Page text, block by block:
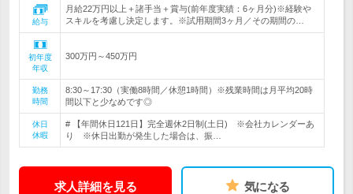
給与
月給22万円以上＋諸手当＋賞与(前年度実績：6ヶ月分)※経験や
スキルを考慮し決定します。※試用期間3ヶ月／その期間の…
初年度
年収
300万円～450万円
勤務
時間
8:30～17:30（実働8時間／休憩1時間）※残業時間は月平均20時
間以下と少なめです◎
休日
休暇
# 【年間休日121日】完全週休2日制(土日) ※会社カレンダーあ
り ※休日出勤が発生した場合は、振…
求人詳細を見る 気になる